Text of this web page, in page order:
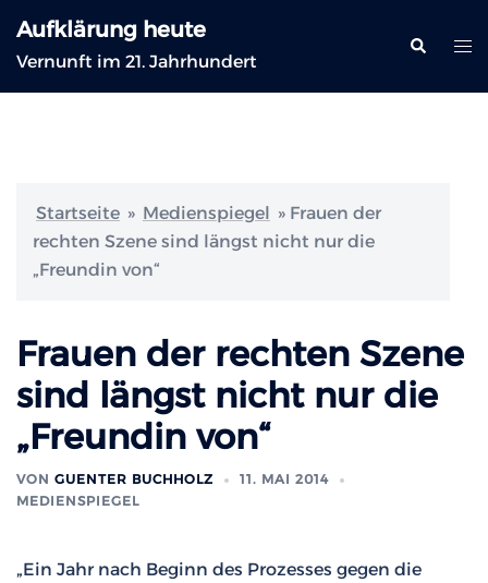
Inhalt
springen
Aufklärung heute
Vernunft im 21. Jahrhundert
Suche
Startseite » Medienspiegel » Frauen der
rechten Szene sind längst nicht nur die
„Freundin von“
Frauen der rechten Szene
sind längst nicht nur die
„Freundin von“
VON GUENTER BUCHHOLZ
11. MAI 2014
MEDIENSPIEGEL
„Ein Jahr nach Beginn des Prozesses gegen die